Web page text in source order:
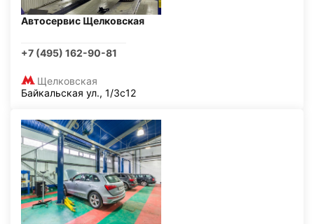
Автосервис Щелковская
+7 (495) 162-90-81
Щелковская
Байкальская ул., 1/3с12